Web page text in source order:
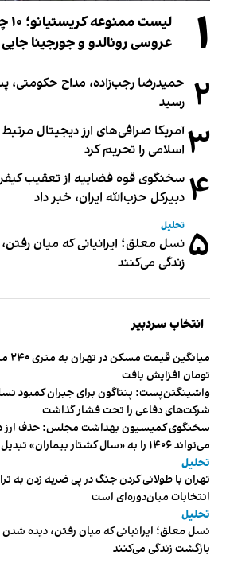
۱
عروسی رونالدو و جورجینا جایی
۲ حمیدرضا رجب‌زاده، مداح حکومتی،
رسید
۳آمریکا صرافی‌های ارز دیجیتال
اسلامی را تحریم کرد
۴ سخنگوی قوه قضاییه از تعقیب
دبیر‌کل حزب‌الله ایران، خبر داد
۵ تحلیل
نسل معلق؛ ایرانیانی که میان
زندگی می‌کنند
انتخاب سردبیر
تومان افزایش یافت
واشینگتن‌پست: پنتاگون برای جبران کمبود
شرکت‌های دفاعی را تحت فشار گذاشت
سخنگوی کمیسیون بهداشت مجلس: حذف ارز
می‌تواند ۱۴۰۶ را به «سال کشتار بیماران» تبدیل کند
تحلیل
تهران با طولانی کردن جنگ در پی ضربه زدن به
انتخابات میان‌دوره‌ای است
تحلیل
نسل معلق؛ ایرانیانی که میان رفتن، دیده
بازگشت زندگی می‌کنند